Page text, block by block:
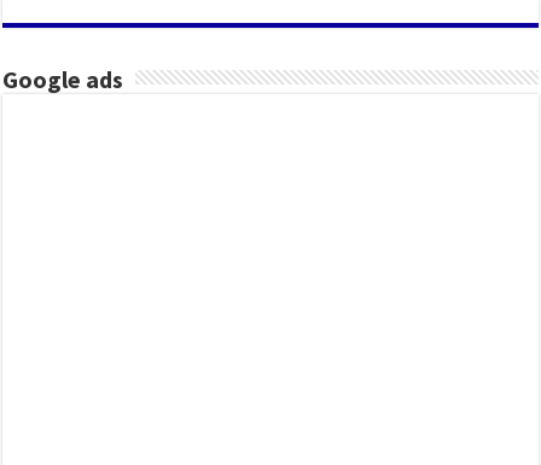
Google ads